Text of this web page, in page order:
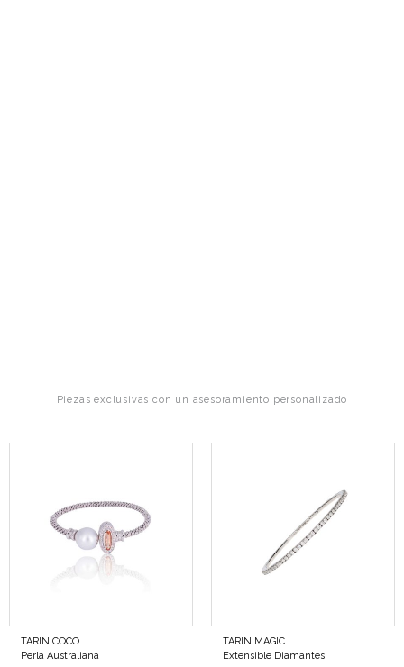
Piezas exclusivas con un asesoramiento personalizado
TARIN COCO
Perla Australiana
TARIN MAGIC
Extensible Diamantes